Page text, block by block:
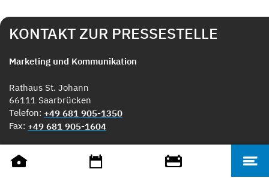
KONTAKT ZUR PRESSESTELLE
Marketing und Kommunikation
Rathaus St. Johann
66111 Saarbrücken
Telefon: +49 681 905-1350
Fax: +49 681 905-1604
medien@saarbruecken.de